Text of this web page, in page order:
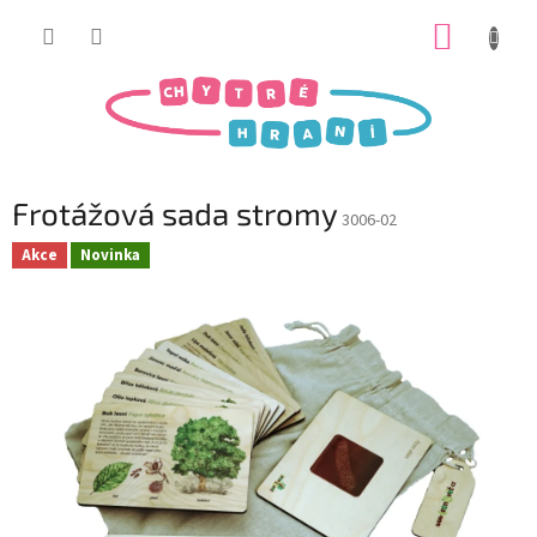
Frotážová sada stromy 3006-02
Akce Novinka